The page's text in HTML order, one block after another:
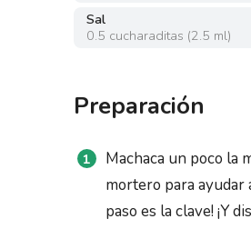
Sal
0.5 cucharaditas (2.5 ml)
Preparación
Machaca un poco la
mortero para ayudar
paso es la clave! ¡Y